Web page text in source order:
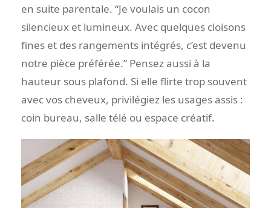
en suite parentale. “Je voulais un cocon
silencieux et lumineux. Avec quelques cloisons
fines et des rangements intégrés, c’est devenu
notre pièce préférée.” Pensez aussi à la
hauteur sous plafond. Si elle flirte trop souvent
avec vos cheveux, privilégiez les usages assis :
coin bureau, salle télé ou espace créatif.